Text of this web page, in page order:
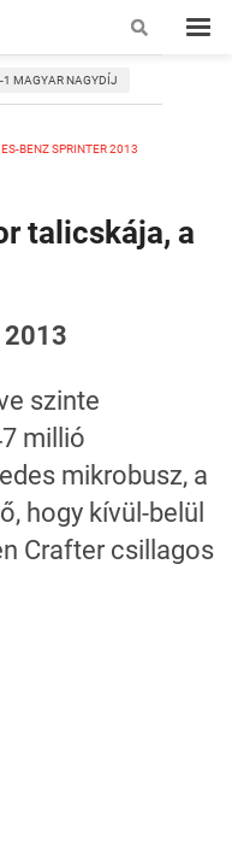
1 MAGYAR NAGYDÍJ
BENZ SPRINTER 2013
talicskája, a
2013
szinte
millió
mikrobusz, a
hogy kívül-belül
Crafter csillagos